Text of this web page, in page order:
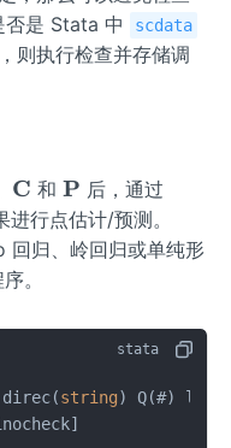
否是 Stata 中 scdata
则执行检查并存储调
\m
ath
bf
{C}
C 和 \m
ath
bf
P 后，通过
行点估计/预测。
回归、岭回归或单纯形
。
string) Q(#) lb(#)